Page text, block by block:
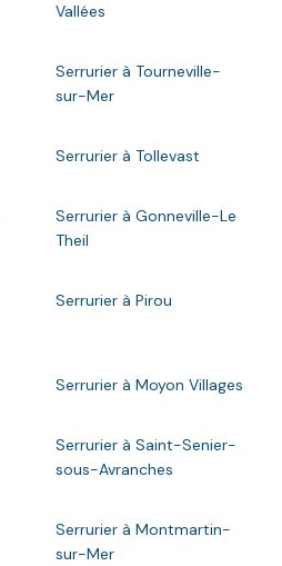
Vallées
Serrurier à Tourneville-
sur-Mer
Serrurier à Tollevast
Serrurier à Gonneville-Le
Theil
Serrurier à Pirou
Serrurier à Moyon Villages
Serrurier à Saint-Senier-
sous-Avranches
Serrurier à Montmartin-
sur-Mer